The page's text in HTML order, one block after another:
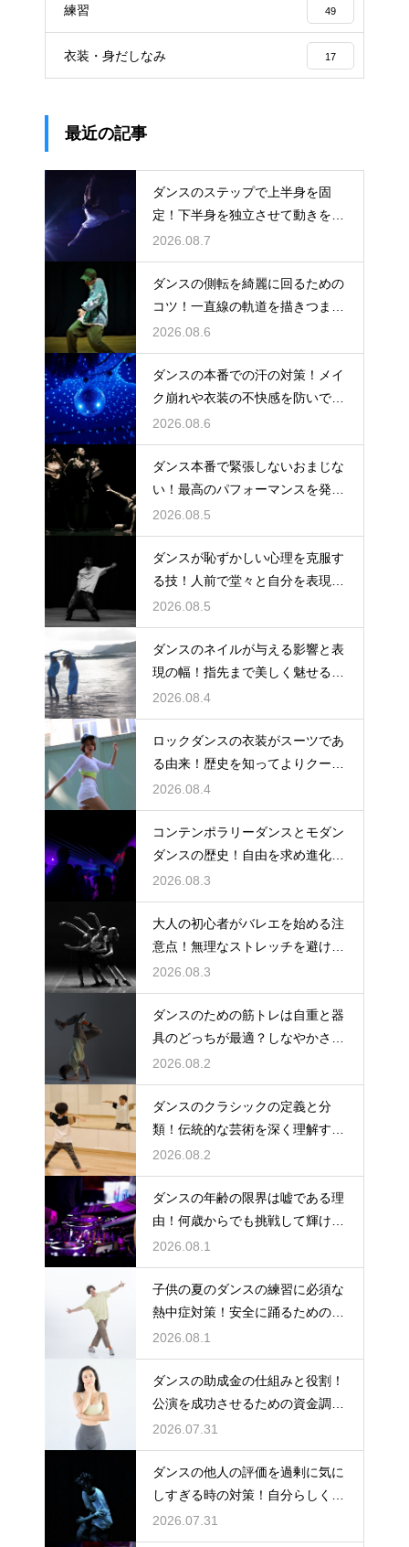
練習 49
衣装・身だしなみ 17
最近の記事
ダンスのステップで上半身を固
定！下半身を独立させて動きを際
立たせる
2026.08.7
ダンスの側転を綺麗に回るための
コツ！一直線の軌道を描きつま先
まで伸ばす
2026.08.6
ダンスの本番での汗の対策！メイ
ク崩れや衣装の不快感を防いで快
適に踊る
2026.08.6
ダンス本番で緊張しないおまじな
い！最高のパフォーマンスを発揮
する心理術
2026.08.5
ダンスが恥ずかしい心理を克服す
る技！人前で堂々と自分を表現す
るステップ
2026.08.5
ダンスのネイルが与える影響と表
現の幅！指先まで美しく魅せるた
めの工夫
2026.08.4
ロックダンスの衣装がスーツであ
る由来！歴史を知ってよりクール
に踊ろう
2026.08.4
コンテンポラリーダンスとモダン
ダンスの歴史！自由を求め進化す
る表現の道
2026.08.3
大人の初心者がバレエを始める注
意点！無理なストレッチを避け安
全に楽しむ
2026.08.3
ダンスのための筋トレは自重と器
具のどっちが最適？しなやかさを
保つ秘訣
2026.08.2
ダンスのクラシックの定義と分
類！伝統的な芸術を深く理解する
ための鍵
2026.08.2
ダンスの年齢の限界は嘘である理
由！何歳からでも挑戦して輝ける
という事実
2026.08.1
子供の夏のダンスの練習に必須な
熱中症対策！安全に踊るためのポ
イント
2026.08.1
ダンスの助成金の仕組みと役割！
公演を成功させるための資金調達
のノウハウ
2026.07.31
ダンスの他人の評価を過剰に気に
しすぎる時の対策！自分らしく踊
るには
2026.07.31